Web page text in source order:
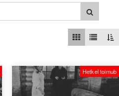
Hetkel toimub